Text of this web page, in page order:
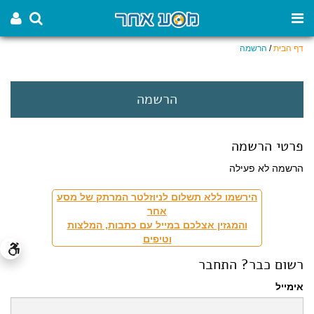
דף הבית/ הרשמה
הרשמה
פרטי הרשמה
הרשמה לא פעילה
הירשמו ללא תשלום לניוזלטר המרתק של מסע
אחר
והמגזין אצלכם במייל עם כתבות, המלצות
וטיפים
רשום כבר? התחבר
אימייל